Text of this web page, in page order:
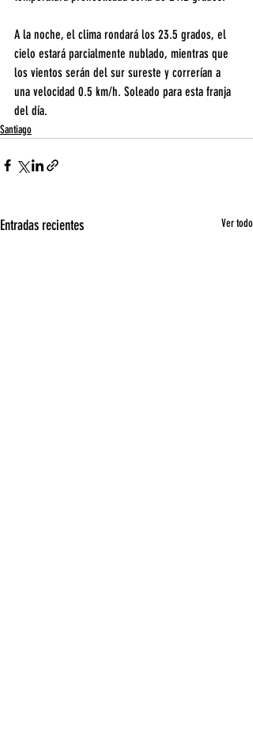
A la noche, el clima rondará los 23.5 grados, el
cielo estará parcialmente nublado, mientras que
los vientos serán del sur sureste y correrían a
una velocidad 0.5 km/h. Soleado para esta franja
del día.
Santiago
Entradas recientes Ver todo